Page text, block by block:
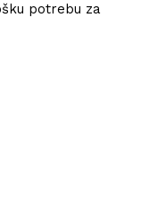
potrebu za